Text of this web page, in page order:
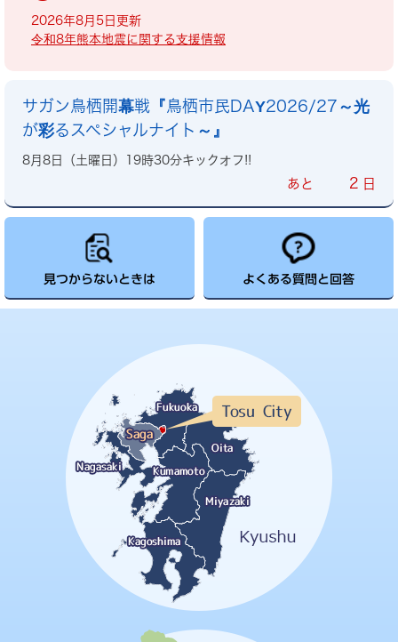
2026年8月5日更新
令和8年熊本地震に関する支援情報
サガン鳥栖開幕戦『鳥栖市民DAY2026/27～光
が彩るスペシャルナイト～』
8月8日（土曜日）19時30分キックオフ!!
あと 2 日
見つからないときは よくある質問と回答